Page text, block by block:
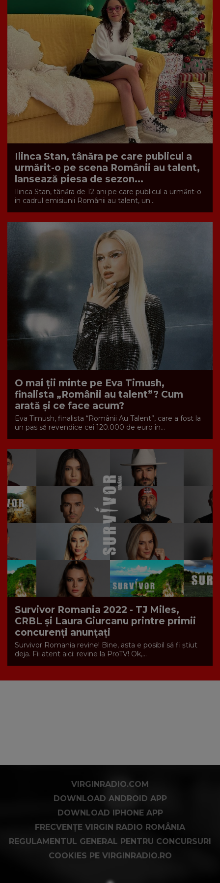
Ilinca Stan, tânăra pe care publicul a
urmărit-o pe scena Românii au talent,
lansează piesa de sezon...
Ilinca Stan, tânăra de 12 ani pe care publicul a urmărit-o
în cadrul emisiunii Românii au talent, un...
O mai ții minte pe Eva Timush,
finalista „Românii au talent”? Cum
arată și ce face acum?
Eva Timush, finalista “Românii Au Talent”, care a fost la
un pas să revendice cei 120.000 de euro în...
Survivor Romania 2022 - TJ Miles,
CRBL și Laura Giurcanu printre primii
concurenți anunțați
Survivor Romania revine! Bine, asta e posibil să fi știut
deja. Fii atent aici: revine la ProTV! Ok,...
VIRGINRADIO.COM
DOWNLOAD ANDROID APP
DOWNLOAD IPHONE APP
FRECVENȚE VIRGIN RADIO ROMÂNIA
REGULAMENTUL GENERAL PENTRU CONCURSURI
COOKIES PE VIRGINRADIO.RO